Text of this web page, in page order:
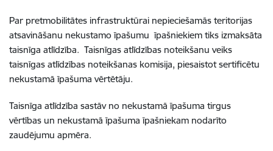
Par pretmobilitātes infrastruktūrai nepieciešamās teritorijas
atsavināšanu nekustamo īpašumu īpašniekiem tiks izmaksāta
taisnīga atlīdzība. Taisnīgas atlīdzības noteikšanu veiks
taisnīgas atlīdzības noteikšanas komisija, piesaistot sertificētu
nekustamā īpašuma vērtētāju.
Taisnīga atlīdzība sastāv no nekustamā īpašuma tirgus
vērtības un nekustamā īpašuma īpašniekam nodarīto
zaudējumu apmēra.